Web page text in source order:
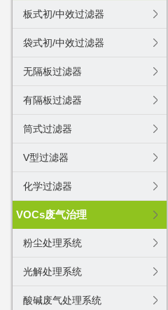
板式初/中效过滤器
袋式初/中效过滤器
无隔板过滤器
有隔板过滤器
筒式过滤器
V型过滤器
化学过滤器
VOCs废气治理
粉尘处理系统
光解处理系统
酸碱废气处理系统